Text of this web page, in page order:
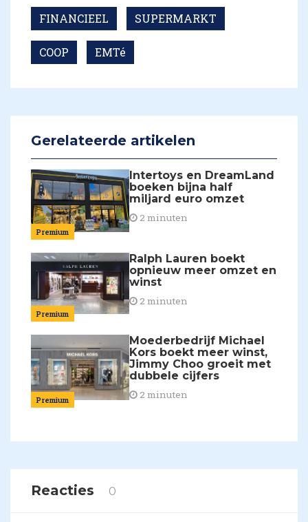
FINANCIEEL SUPERMARKT
COOP EMTé
Gerelateerde artikelen
Premium
Intertoys en DreamLand
boeken bijna half
miljard euro omzet
2 minuten
Premium
Ralph Lauren boekt
opnieuw meer omzet en
winst
2 minuten
Premium
Moederbedrijf Michael
Kors boekt meer winst,
Jimmy Choo groeit met
dubbele cijfers
2 minuten
Reacties 0